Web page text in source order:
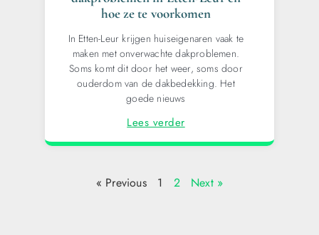
hoe ze te voorkomen
In Etten-Leur krijgen huiseigenaren vaak te
maken met onverwachte dakproblemen.
Soms komt dit door het weer, soms door
ouderdom van de dakbedekking. Het
goede nieuws
Lees verder
« Previous 1 2 Next »